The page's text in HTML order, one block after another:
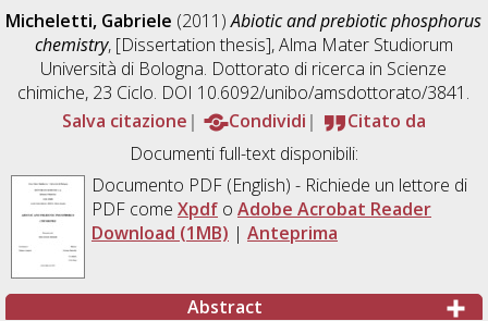
Micheletti, Gabriele (2011)Abiotic and prebiotic phosphorus
chemistry, [Dissertation thesis], Alma Mater Studiorum
Università di Bologna. Dottorato di ricerca in Scienze
chimiche, 23 Ciclo. DOI 10.6092/unibo/amsdottorato/3841.
Salva citazione
Condividi
Citato da
Documenti full-text disponibili:
Documento PDF(English) - Richiede un lettore di
PDF come Xpdfo Adobe Acrobat Reader
Download (1MB) | Anteprima
Abstract